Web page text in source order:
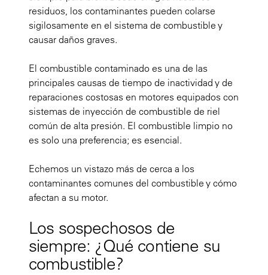
residuos, los contaminantes pueden colarse
sigilosamente en el sistema de combustible y
causar daños graves.
El combustible contaminado es una de las
principales causas de tiempo de inactividad y de
reparaciones costosas en motores equipados con
sistemas de inyección de combustible de riel
común de alta presión. El combustible limpio no
es solo una preferencia; es esencial.
Echemos un vistazo más de cerca a los
contaminantes comunes del combustible y cómo
afectan a su motor.
Los sospechosos de
siempre: ¿Qué contiene su
combustible?